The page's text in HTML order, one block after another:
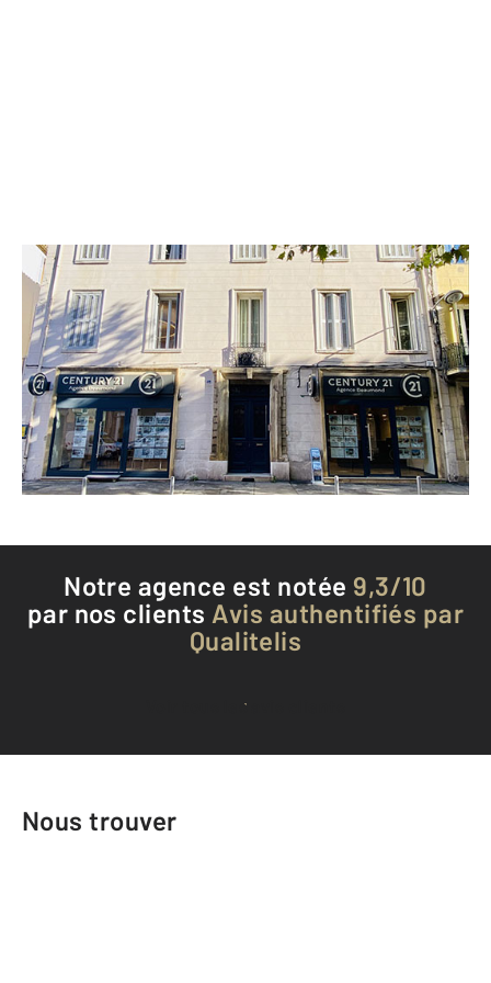
CENTURY 21 Agence Beaumond
49 rue de la République BP 57
AUBAGNE - 13400
Envoyer un message
Téléphoner à l'agence
Notre agence est notée 9,3/10
par nos clients Avis authentifiés par
Qualitelis
Voir tous les avis clients
Nous trouver